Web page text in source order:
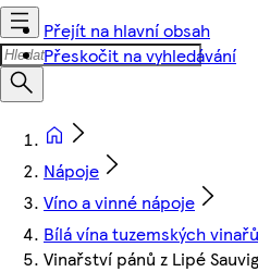
Přejít na hlavní obsah
Přeskočit na vyhledávání
Nápoje
Víno a vinné nápoje
Bílá vína tuzemských vinařů
Vinařství pánů z Lipé